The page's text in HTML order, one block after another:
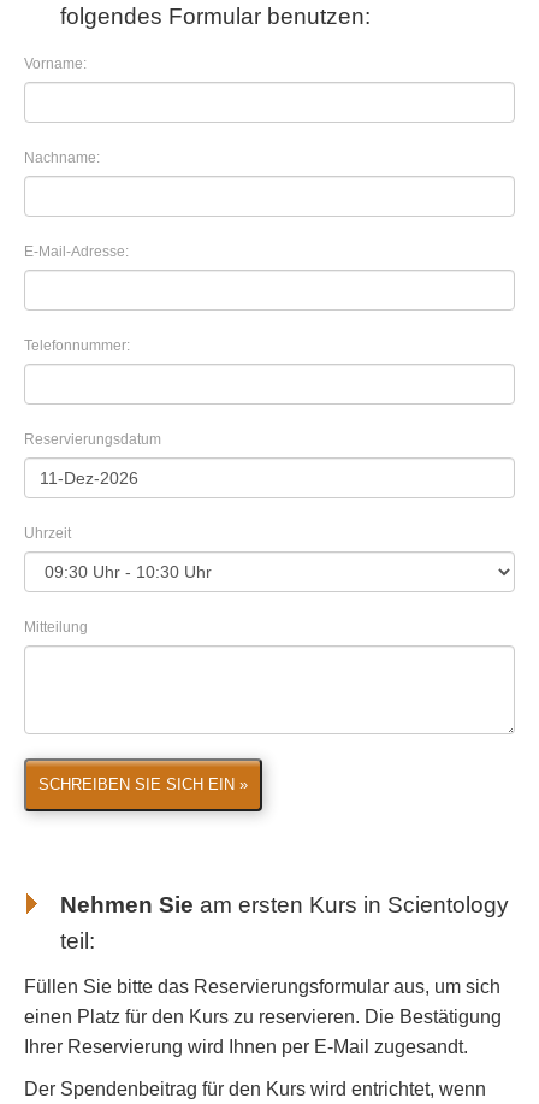
folgendes Formular benutzen:
Vorname:
Nachname:
E-Mail-Adresse:
Telefonnummer:
Reservierungsdatum
Uhrzeit
Mitteilung
SCHREIBEN SIE SICH EIN »
Nehmen Sie am ersten Kurs in Scientology
teil:
Füllen Sie bitte das Reservierungsformular aus, um sich
einen Platz für den Kurs zu reservieren. Die Bestätigung
Ihrer Reservierung wird Ihnen per E-Mail zugesandt.
Der Spendenbeitrag für den Kurs wird entrichtet, wenn